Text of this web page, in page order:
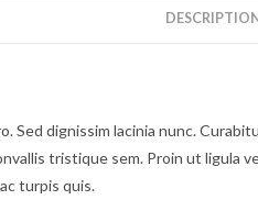
DESCRIPTION
Sed dignissim lacinia nunc.
tristique sem. Proin ut ligula
turpis quis.